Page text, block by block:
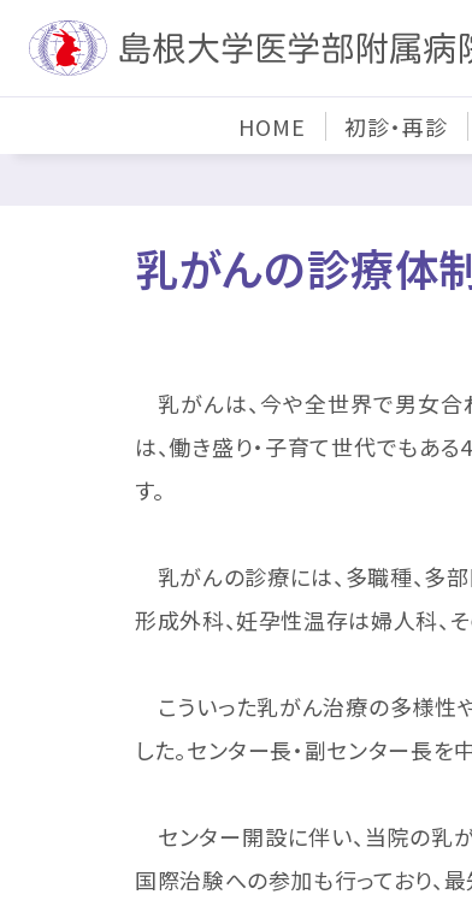
HOME 初診・再診
乳がんの診療体
乳がんは、今や全世界で男女合
は、働き盛り・子育て世代でもあ
す。
乳がんの診療には、多職種、多
形成外科、妊孕性温存は婦人科、
こういった乳がん治療の多様性
した。センター長・副センター長
センター開設に伴い、当院の乳
国際治験への参加も行っており、